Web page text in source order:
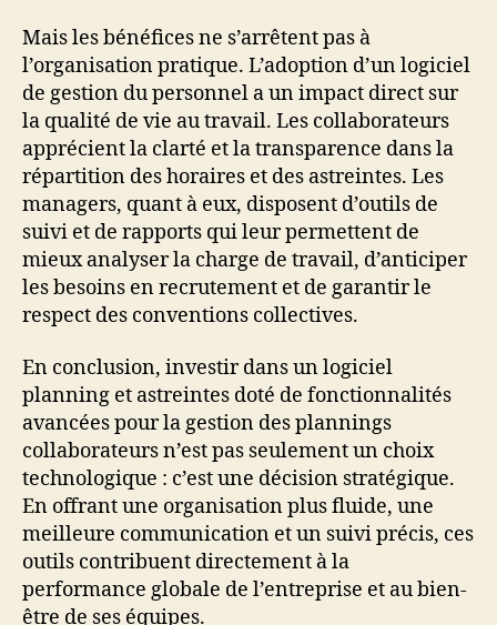
Mais les bénéfices ne s’arrêtent pas à
l’organisation pratique. L’adoption d’un logiciel
de gestion du personnel a un impact direct sur
la qualité de vie au travail. Les collaborateurs
apprécient la clarté et la transparence dans la
répartition des horaires et des astreintes. Les
managers, quant à eux, disposent d’outils de
suivi et de rapports qui leur permettent de
mieux analyser la charge de travail, d’anticiper
les besoins en recrutement et de garantir le
respect des conventions collectives.
En conclusion, investir dans un logiciel
planning et astreintes doté de fonctionnalités
avancées pour la gestion des plannings
collaborateurs n’est pas seulement un choix
technologique : c’est une décision stratégique.
En offrant une organisation plus fluide, une
meilleure communication et un suivi précis, ces
outils contribuent directement à la
performance globale de l’entreprise et au bien-
être de ses équipes.